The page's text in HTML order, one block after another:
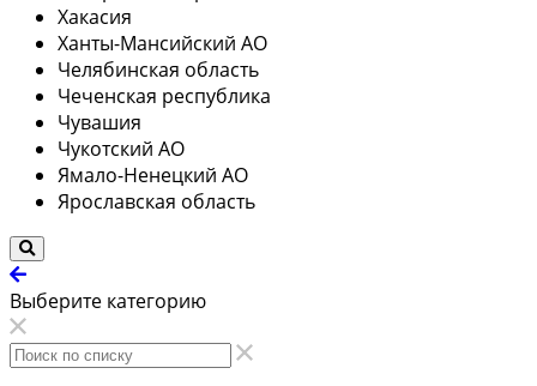
Хакасия
Ханты-Мансийский АО
Челябинская область
Чеченская республика
Чувашия
Чукотский АО
Ямало-Ненецкий АО
Ярославская область
Выберите категорию